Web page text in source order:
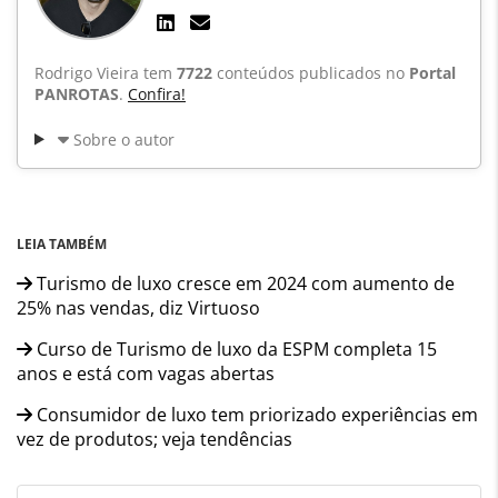
Rodrigo Vieira tem 7722 conteúdos publicados no Portal
PANROTAS. Confira!
Sobre o autor
LEIA TAMBÉM
Turismo de luxo cresce em 2024 com aumento de
25% nas vendas, diz Virtuoso
Curso de Turismo de luxo da ESPM completa 15
anos e está com vagas abertas
Consumidor de luxo tem priorizado experiências em
vez de produtos; veja tendências